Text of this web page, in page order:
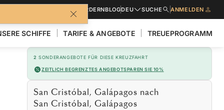
ANGEBOT ANFORDERNBLOGDEU SUCHE ANMELDEN
SCHIFFE TARIFE & ANGEBOTE TREUEPROGRAMM
2 SONDERANGEBOTE FÜR DIESE KREUZFAHRT
ZEITLICH BEGRENZTES ANGEBOTSPAREN SIE 10%
San Cristóbal, Galápagos nach
San Cristóbal, Galápagos